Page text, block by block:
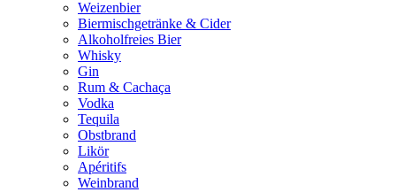
Weizenbier
Biermischgetränke & Cider
Alkoholfreies Bier
Whisky
Gin
Rum & Cachaça
Vodka
Tequila
Obstbrand
Likör
Apéritifs
Weinbrand